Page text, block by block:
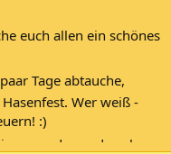
euch allen ein schönes
Tage abtauche,
Wer weiß -
:)
gesundes und auch